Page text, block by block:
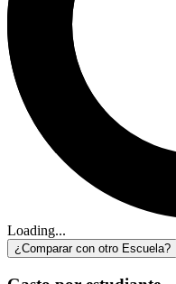
Loading...
¿Comparar con otro Escuela?